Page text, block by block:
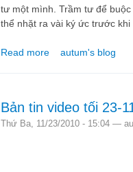
tư một mình. Trầm tư để
thể nhặt ra vài ký ức trước khi
Read more about Tạ ơn quê
autum's blog
Bản tin video tối 23-
Thứ Ba, 11/23/2010 - 15:04 —